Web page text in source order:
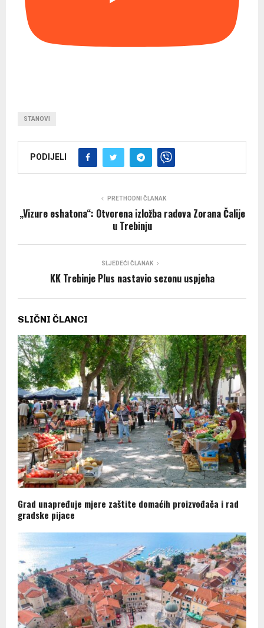
STANOVI
PODIJELI
PRETHODNI ČLANAK
„Vizure eshatona“: Otvorena izložba radova Zorana Čalije
u Trebinju
SLJEDEĆI ČLANAK
KK Trebinje Plus nastavio sezonu uspjeha
SLIČNI ČLANCI
Grad unapređuje mjere zaštite domaćih proizvođača i rad
gradske pijace